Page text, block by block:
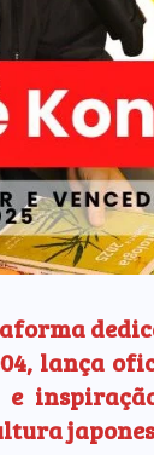
lança
e